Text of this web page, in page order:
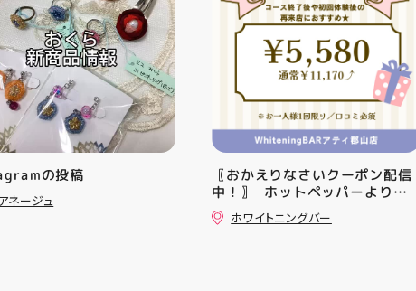
まん #スクイーズ #中華
ッズ #海外トレンド #む
にゅ シル活 新商品入荷
の投稿
ネージュ
☆ASICSGRIPを前足部に追加
し、グリップ力を向上させまし
た！ ☆市場トレンドの反発性と
クッション性を表したデザイン
と優れた通気性を兼ね備えた
「エンジニアードウーブンアッ
パー」を搭載しました！ ・ 長
距離をカジュアルに走りたい方
や仕事履き、夏のお出かけで長
距離歩く方向けのクッションシ
ューズになっています 人気ラン
ニングシューズの最新作になり
ます！ ・ 気になる方は是非、
〖おかえりなさいクーポン配信
中！〗 ⁡ ホットペッパーより通
常￥11,170······▸ ￥5️⃣,5️⃣8️⃣0️⃣
のお得なクーポン配信中です★ ⁡
ホワイトニングバー